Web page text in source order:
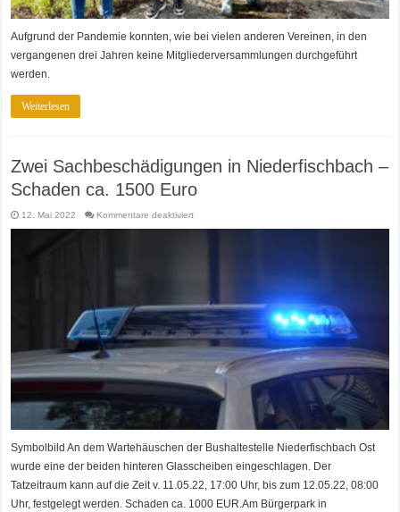
Aufgrund der Pandemie konnten, wie bei vielen anderen Vereinen, in den
vergangenen drei Jahren keine Mitgliederversammlungen durchgeführt
werden.
Weiterlesen
Zwei Sachbeschädigungen in Niederfischbach –
Schaden ca. 1500 Euro
12. Mai 2022 Kommentare deaktiviertfür
Euro
Symbolbild An dem Wartehäuschen der Bushaltestelle Niederfischbach Ost
wurde eine der beiden hinteren Glasscheiben eingeschlagen. Der
Tatzeitraum kann auf die Zeit v. 11.05.22, 17:00 Uhr, bis zum 12.05.22, 08:00
Uhr, festgelegt werden. Schaden ca. 1000 EUR.Am Bürgerpark in